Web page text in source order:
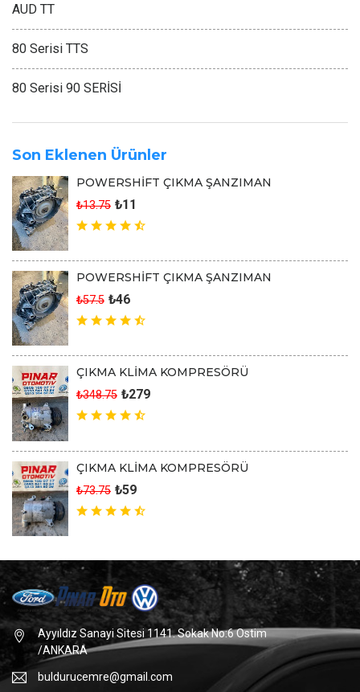
AUD TT
80 Serisi TTS
80 Serisi 90 SERİSİ
Son Eklenen Ürünler
POWERSHİFT ÇIKMA ŞANZIMAN
₺13.75 ₺11
POWERSHİFT ÇIKMA ŞANZIMAN
₺57.5 ₺46
ÇIKMA KLİMA KOMPRESÖRÜ
₺348.75 ₺279
ÇIKMA KLİMA KOMPRESÖRÜ
₺73.75 ₺59
Ayyıldız Sanayi Sitesi 1141. Sokak No:6 Ostim
/ANKARA
buldurucemre@gmail.com